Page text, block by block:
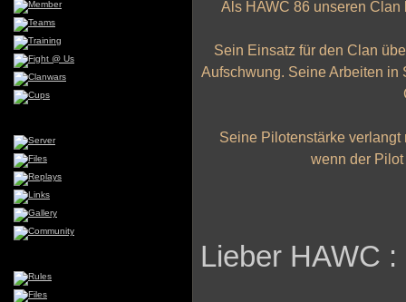
Als HAWC 86 unseren
Sein Einsatz für den Clan
Aufschwung. Seine Arbeiten in
Seine Pilotenstärke
wenn der
Lieber HAWC :